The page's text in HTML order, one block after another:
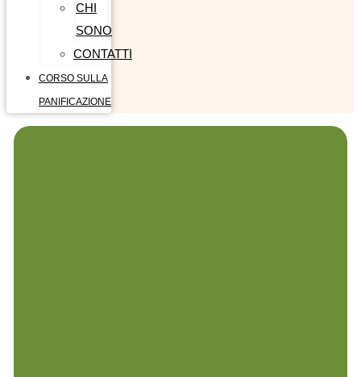
CHI
SONO
CONTATTI
CORSO SULLA
PANIFICAZIONE